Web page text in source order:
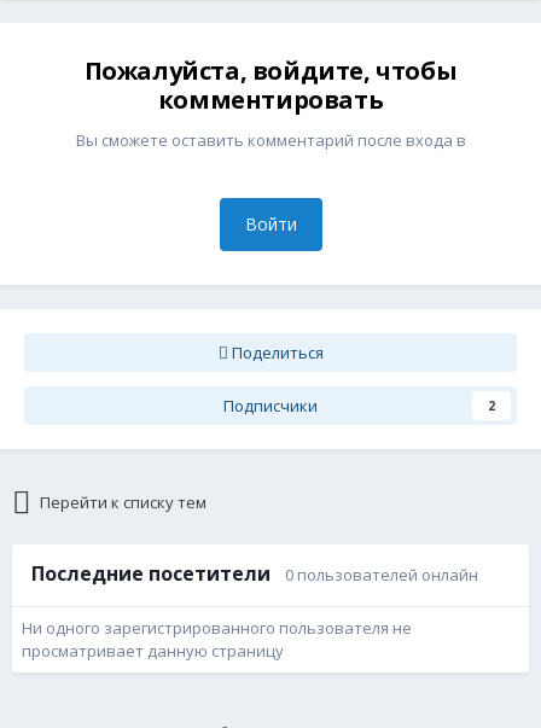
Пожалуйста, войдите, чтобы
комментировать
Вы сможете оставить комментарий после входа в
Войти
Поделиться
Подписчики 2
Перейти к списку тем
Последние посетители 0 пользователей онлайн
Ни одного зарегистрированного пользователя не
просматривает данную страницу